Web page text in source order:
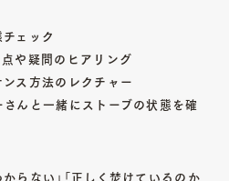
ェック
や疑問のヒアリング
ス方法のレクチャー
んと一緒にストーブの状態を確
らない」「正しく焚けているのか